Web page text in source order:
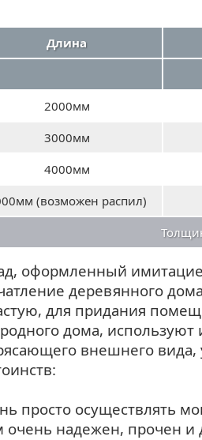
Длина
2000мм
3000мм
4000мм
(возможен распил)
оформленный
деревянного
для придания
дома,
внешнего вида,
просто осуществлять
очень надежен, прочен и